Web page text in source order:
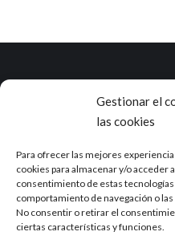
Gestionar el
las cookies
Para ofrecer las mejores
cookies para almacenar y/o acceder
consentimiento de estas
comportamiento de navegación o
No consentir o retirar el
ciertas características y funciones.
Marea es una empresa con
integral del agua y otros
sector alimentario o la minería.
Calle Tajo,